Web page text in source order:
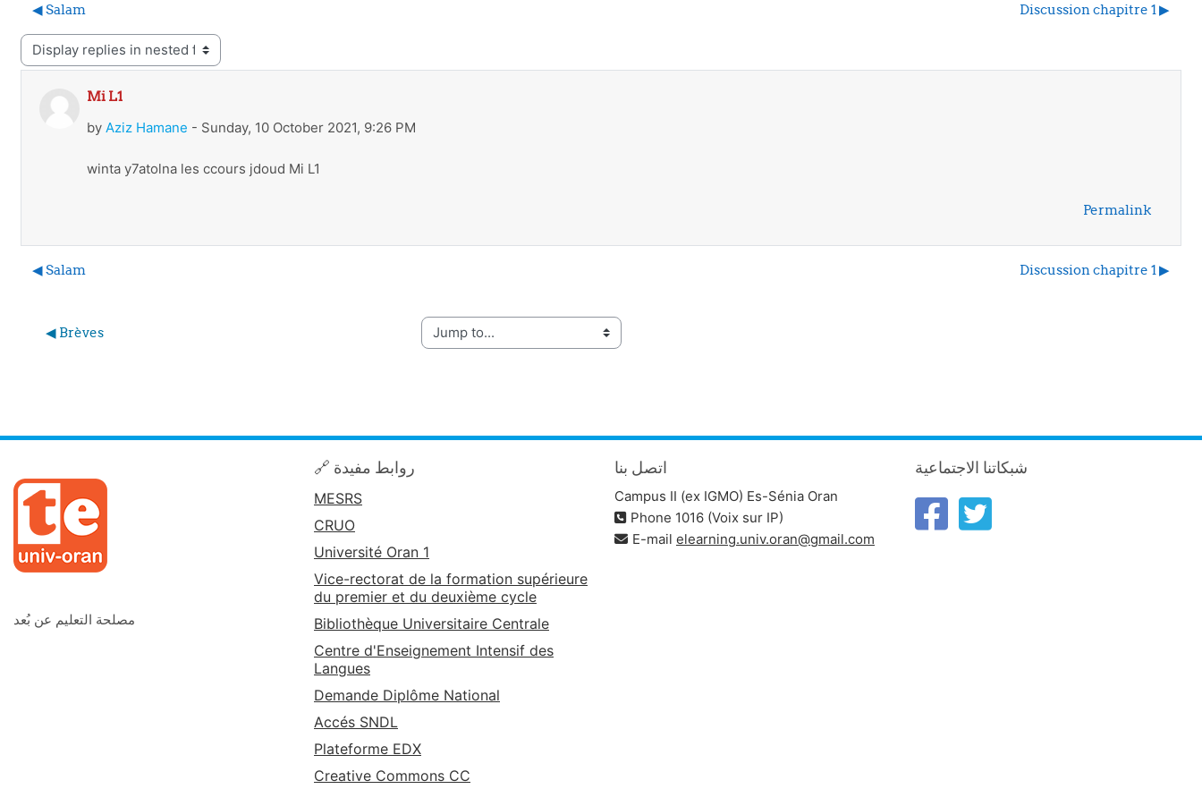
◀︎ Salam Discussion chapitre 1 ▶︎
mode
Mi L1
by Aziz Hamane - Sunday, 10 October 2021, 9:26 PM
Number of replies: 0
winta y7atolna les ccours jdoud Mi L1
Permalink
◀︎ Salam Discussion chapitre 1 ▶︎
◀︎ Brèves Jump to...
مصلحة التعليم عن بُعد
🔗 روابط مفيدة
MESRS
CRUO
Université Oran 1
Vice-rectorat de la formation supérieure
du premier et du deuxième cycle
Bibliothèque Universitaire Centrale
Centre d'Enseignement Intensif des
Langues
Demande Diplôme National
Accés SNDL
Plateforme EDX
Creative Commons CC
اتصل بنا
Campus II (ex IGMO) Es-Sénia Oran
Phone 1016 (Voix sur IP)
E-mail elearning.univ.oran@gmail.com
شبكاتنا الاجتماعية